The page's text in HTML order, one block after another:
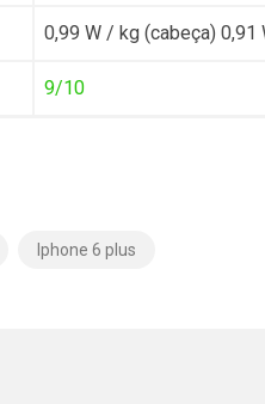
0,99 W / kg (cabeça) 0,91
9/10
Iphone 6 plus